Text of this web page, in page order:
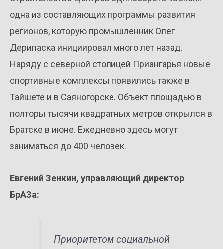
одна из составляющих программы развития
регионов, которую промышленник Олег
Дерипаска инициировал много лет назад.
Наряду с северной столицей Приангарья новые
спортивные комплексы появились также в
Тайшете и в Саяногорске. Объект площадью в
полторы тысячи квадратных метров открылся в
Братске в июне. Ежедневно здесь могут
заниматься до 400 человек.
Евгений Зенкин, управляющий директор
БрАЗа:
Приоритетом социальной